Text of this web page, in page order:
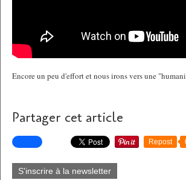
Encore un peu d'effort et nous irons vers une
Partager cet article
Repost
S'inscrire à la newsletter